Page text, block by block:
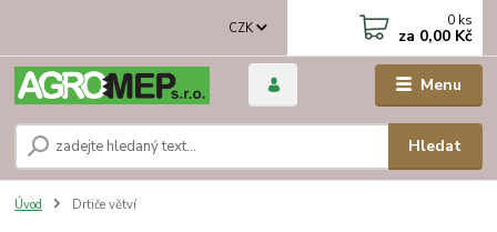
Menu
CZK
Hledat
0 ks
za 0,00 Kč
Úvod Drtiče větví